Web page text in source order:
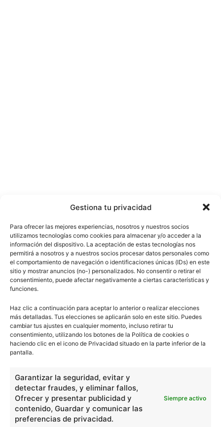
Gestiona tu privacidad
Para ofrecer las mejores experiencias, nosotros y nuestros socios
utilizamos tecnologías como cookies para almacenar y/o acceder a la
información del dispositivo. La aceptación de estas tecnologías nos
permitirá a nosotros y a nuestros socios procesar datos personales como
el comportamiento de navegación o identificaciones únicas (IDs) en este
sitio y mostrar anuncios (no-) personalizados. No consentir o retirar el
consentimiento, puede afectar negativamente a ciertas características y
funciones.
Haz clic a continuación para aceptar lo anterior o realizar elecciones
más detalladas. Tus elecciones se aplicarán solo en este sitio. Puedes
cambiar tus ajustes en cualquier momento, incluso retirar tu
consentimiento, utilizando los botones de la Política de cookies o
haciendo clic en el icono de Privacidad situado en la parte inferior de la
pantalla.
Garantizar la seguridad, evitar y
detectar fraudes, y eliminar fallos,
Ofrecer y presentar publicidad y
contenido, Guardar y comunicar las
preferencias de privacidad.
Siempre activo